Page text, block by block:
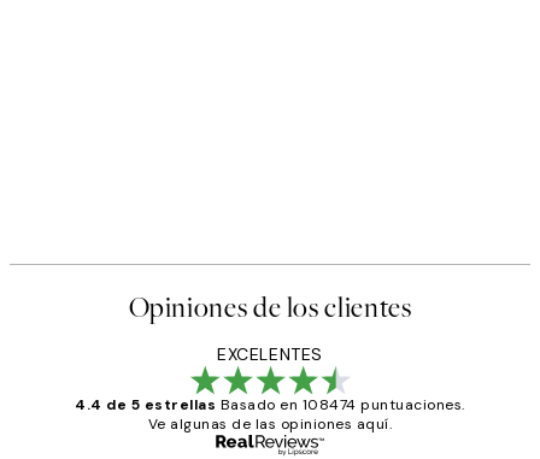
Opiniones de los clientes
EXCELENTES
4.4 de 5 estrellas Basado en 108474 puntuaciones.
Ve algunas de las opiniones aquí.